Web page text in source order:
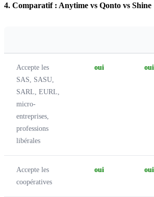
4. Comparatif : Anytime vs Qonto vs Shine
Accepte les
SAS, SASU,
SARL, EURL,
micro-
entreprises,
professions
libérales
oui oui
Accepte les
coopératives
oui oui